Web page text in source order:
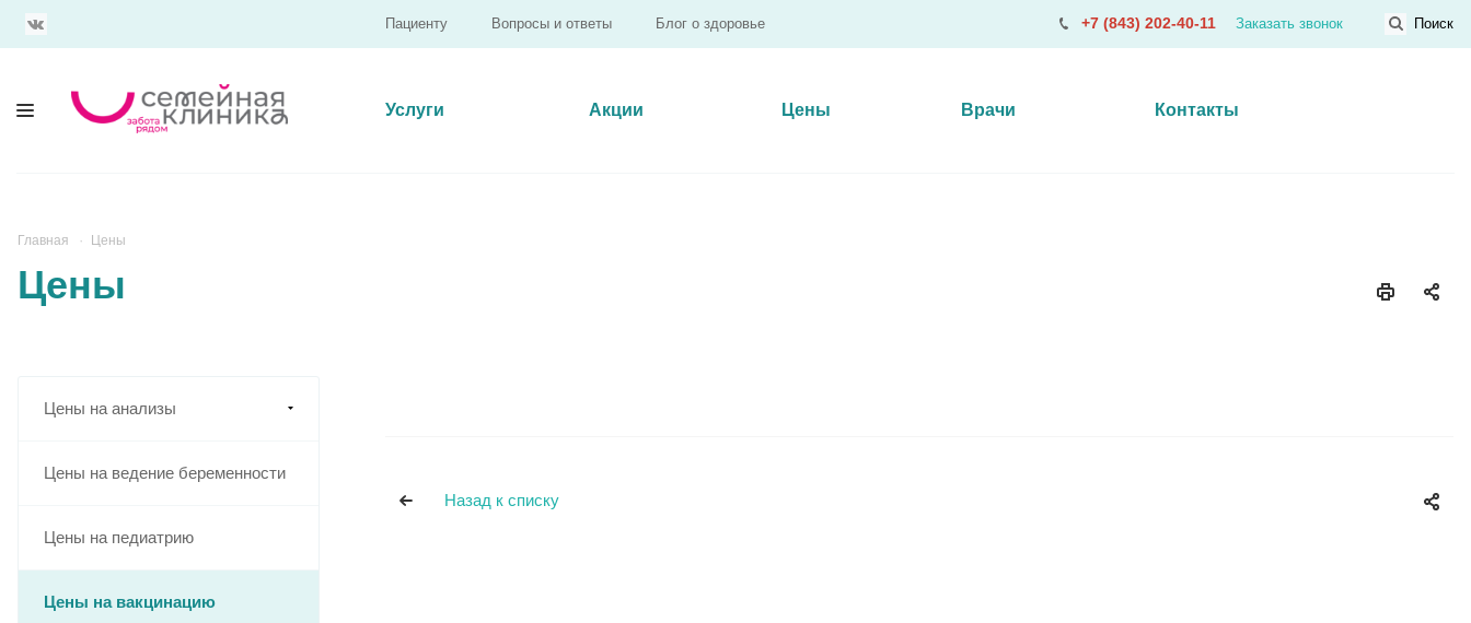
Поиск
Пациенту Вопросы и ответы Блог о здоровье +7 (843) 202-40-11 Заказать звонок
Услуги Акции Цены Врачи Контакты
Главная Цены
Цены
Цены на анализы
Цены на ведение беременности
Цены на педиатрию
Цены на вакцинацию
Назад к списку